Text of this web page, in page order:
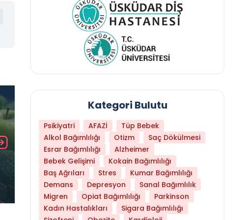
Daha Az Protein Tüketmek Yaşlanmayı
Kategori Bulutu
Psikiyatri AFAZİ
Tüp Bebek
Alkol Bağımlılığı
Otizm
Saç Dökülmesi
Esrar Bağımlılığı
Alzheimer
Bebek Gelişimi
Kokain Bağımlılığı
Baş Ağrıları
Stres
Kumar Bağımlılığı
Demans
Depresyon
Sanal Bağımlılık
Migren
Opiat Bağımlılığı
Parkinson
Kadın Hastalıkları
Sigara Bağımlılığı